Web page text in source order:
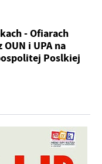
- Ofiarach
i UPA na
Poslkiej